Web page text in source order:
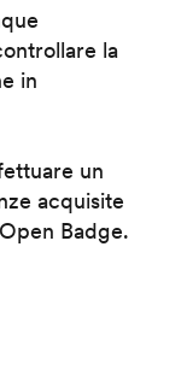
la
in
un
acquisite
Badge.